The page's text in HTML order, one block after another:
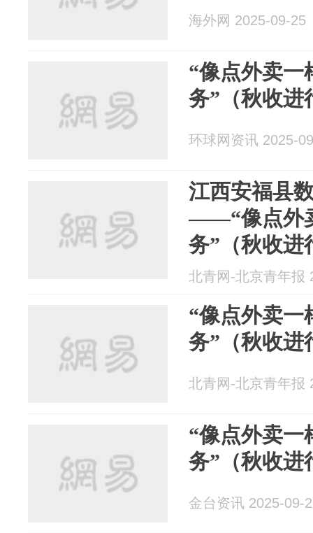
海外网 2025-09-25
“像点外卖一
务”（秋收进
环球网资讯 2025-
江西安福县
——“像点外
务”（秋收进
北青网-北京青年报
“像点外卖一
务”（秋收进
北青网-北京青年报
“像点外卖一
务”（秋收进
金台资讯 2025-09-